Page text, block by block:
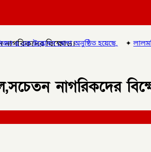
✦লালমনিরহাটের আদিতমারী থানা পুলিশের
নাগরিকদের বিক্ষোভ।
নাগরিকদের